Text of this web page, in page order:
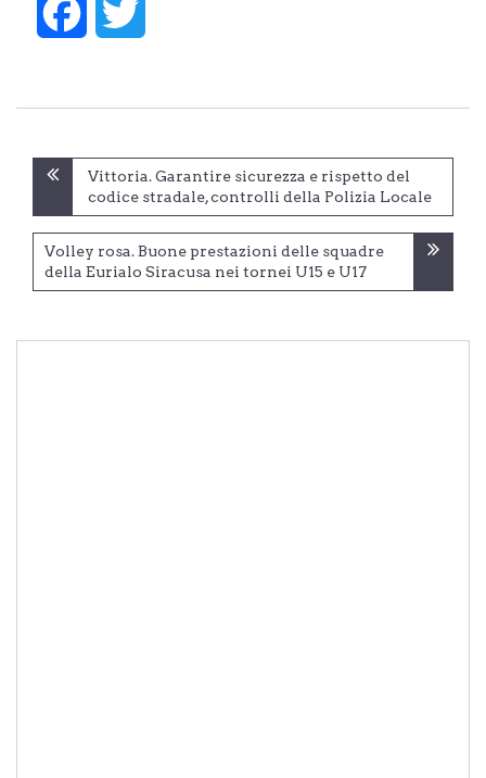
Facebook
Navigazione
articoli
Vittoria. Garantire sicurezza e rispetto del
codice stradale, controlli della Polizia Locale
Volley rosa. Buone prestazioni delle squadre
della Eurialo Siracusa nei tornei U15 e U17